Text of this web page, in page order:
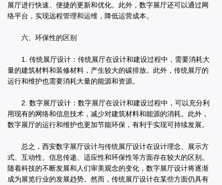
展厅进行快速、便捷的更新和优化。此外，数字展厅还可以通过网
络平台，实现远程管理和运维，降低运营成本。
六、环保性的区别
1. 传统展厅设计：传统展厅在设计和建设过程中，需要消耗大
量的建筑材料和装修材料，产生较大的碳排放。此外，传统展厅的
运行和维护也需要消耗大量的能源和资源。
2. 数字展厅设计：数字展厅在设计和建设过程中，可以充分利
用现有的网络和信息技术，减少对建筑材料和能源的消耗。此外，
数字展厅的运行和维护也更加节能环保，有利于实现可持续发展。
总之，西安数字展厅设计与传统展厅设计在设计理念、展示方
式、互动性、信息传递、适应性和环保性等方面存在较大的区别。
随着科技的不断发展和人们审美观念的变化，数字展厅设计将逐渐
成为展览行业的发展趋势。然而，传统展厅设计在某些方面仍具有